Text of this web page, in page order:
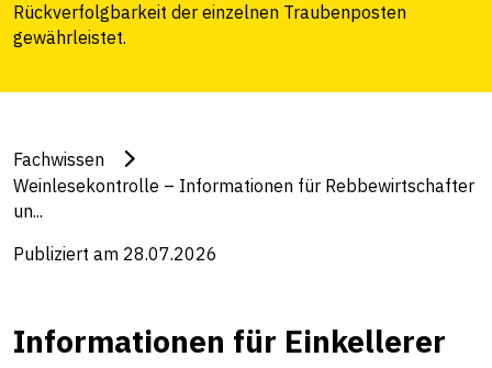
Rückverfolgbarkeit der einzelnen Traubenposten
gewährleistet.
Fachwissen
Weinlesekontrolle – Informationen für Rebbewirtschafter
un...
Publiziert am 28.07.2026
Informationen für Einkellerer